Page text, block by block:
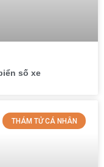
số xe
THÁM TỬ CÁ NHÂN